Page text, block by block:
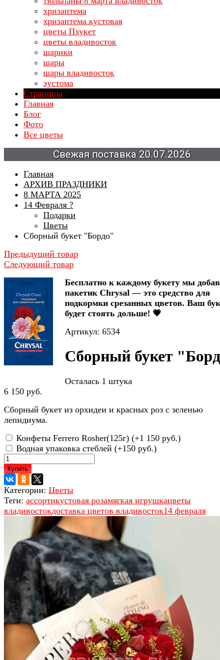
хризантема
хризантема кустовая
цветы Пхукет
цветы владивосток
шарики
шары
шары владивосток
эустома
Страницы
Главная
Блог
Фото
Все цветы
Свежая поставка 20.07.2026
Главная
АРХИВ ПРАЗДНИКИ
8 МАРТА 2025
14 Февраля ?
Подарки
Цветы
Сборный букет "Бордо"
Предыдущий товар
Следующий товар
Бесплатно к каждому букету мы
пакетик Chrysal — это средство для
подкормки срезанных цветов. Ваш
будет стоять дольше! 💗
Артикул: 6534
Сборный букет
Осталась 1 штука
6 150 руб.
Сборный букет из орхидеи и красных роз с зеленью
лепидиума.
Конфеты Ferrero Rosher(125г) (+1 150 руб.)
Водная упаковка стеблей (+150 руб.)
Купить
Категории: Цветы
Теги: ассортикустовая розамягкая игрушкацветы
владивостокдоставка цветов владивосток14 февраля